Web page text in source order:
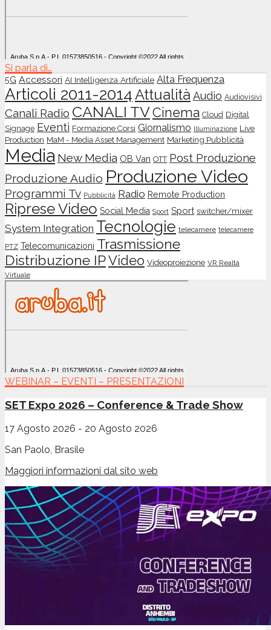
Si parla di…
5G Accessori AI Intelligenza Artificiale Alta Frequenza
Articoli 2011-2014 Attualità Audio Audiovisivi
Canali Radio CANALI TVCinema Cloud Digital
Signage Eventi Formazione Corsi Giornalismo Illuminazione Live
Production MaM - Media Asset Management Marketing Pubblicità
Media New Media OB Van OTT Post Produzione
Produzione Audio Produzione Video
Programmi Tv Pubblicità Radio Remote Production
Riprese Video Social Media Sport Sport switcher/mixer
System Integration Tecnologie telecamere telecamere
PTZ Telecomunicazioni Trasmissione
Distribuzione IPVideo Videoproiezione VR Realtà
Virtuale
WEBINAR – EVENTI – PRESENTAZIONI
SET Expo 2026 – Conference & Trade Show
17 Agosto 2026 - 20 Agosto 2026
San Paolo, Brasile
Maggiori informazioni dal sito web